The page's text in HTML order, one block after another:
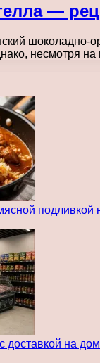
—
несмотря
доставкой на